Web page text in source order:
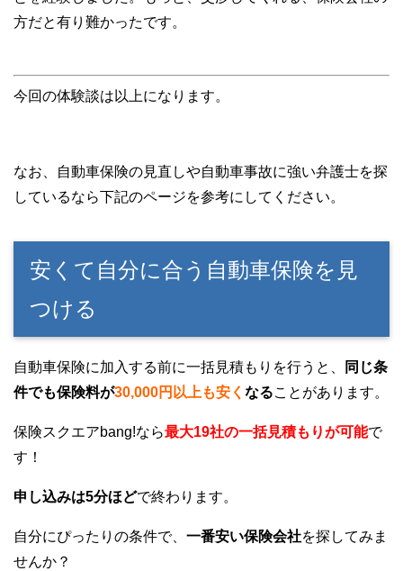
方だと有り難かったです。
今回の体験談は以上になります。
なお、自動車保険の見直しや自動車事故に強い弁護士を探
しているなら下記のページを参考にしてください。
安くて自分に合う自動車保険を見
つける
自動車保険に加入する前に一括見積もりを行うと、
同じ条
件でも保険料が30,000円以上も安く なることがあります。
保険スクエアbang!なら最大19社の一括見積もりが可能で
す！
申し込みは5分ほどで終わります。
自分にぴったりの条件で、 一番安い保険会社を探してみま
せんか？